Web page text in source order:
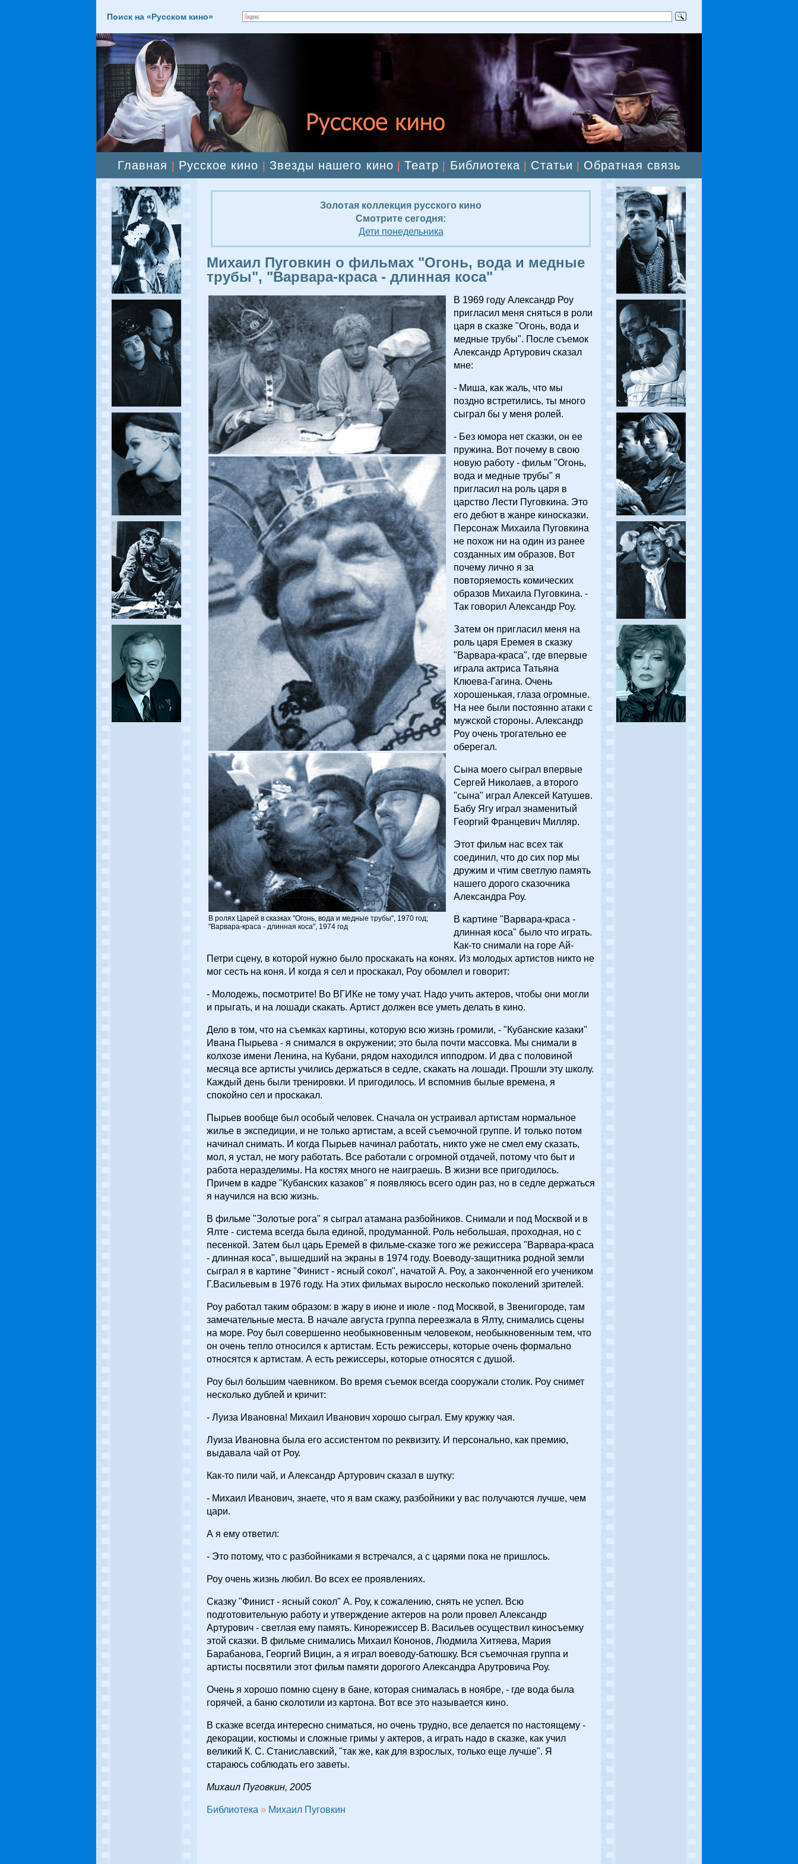
Поиск на «Русском кино»
Главная Русское кино Звезды нашего кино |Театр Библиотека Статьи Обратная связь
Золотая коллекция русского кино
Смотрите сегодня:
Дети понедельника
Михаил Пуговкин о фильмах "Огонь, вода и медные
трубы", "Варвара-краса - длинная коса"
В ролях Царей в сказках "Огонь, вода и медные трубы", 1970 год;
"Варвара-краса - длинная коса", 1974 год
В 1969 году Александр Роу
пригласил меня сняться в роли
царя в сказке "Огонь, вода и
медные трубы". После съемок
Александр Артурович сказал
мне:
- Миша, как жаль, что мы
поздно встретились, ты много
сыграл бы у меня ролей.
- Без юмора нет сказки, он ее
пружина. Вот почему в свою
новую работу - фильм "Огонь,
вода и медные трубы" я
пригласил на роль царя в
царство Лести Пуговкина. Это
его дебют в жанре киносказки.
Персонаж Михаила Пуговкина
не похож ни на один из ранее
созданных им образов. Вот
почему лично я за
повторяемость комических
образов Михаила Пуговкина. -
Так говорил Александр Роу.
Затем он пригласил меня на
роль царя Еремея в сказку
"Варвара-краса", где впервые
играла актриса Татьяна
Клюева-Гагина. Очень
хорошенькая, глаза огромные.
На нее были постоянно атаки с
мужской стороны. Александр
Роу очень трогательно ее
оберегал.
Сына моего сыграл впервые
Сергей Николаев, а второго
"сына" играл Алексей Катушев.
Бабу Ягу играл знаменитый
Георгий Францевич Милляр.
Этот фильм нас всех так
соединил, что до сих пор мы
дружим и чтим светлую память
нашего дорого сказочника
Александра Роу.
В картине "Варвара-краса -
длинная коса" было что играть.
Как-то снимали на горе Ай-
Петри сцену, в которой нужно было проскакать на конях. Из молодых артистов никто не
мог сесть на коня. И когда я сел и проскакал, Роу обомлел и говорит:
- Молодежь, посмотрите! Во ВГИКе не тому учат. Надо учить актеров, чтобы они могли
и прыгать, и на лошади скакать. Артист должен все уметь делать в кино.
Дело в том, что на съемках картины, которую всю жизнь громили, - "Кубанские казаки"
Ивана Пырьева - я снимался в окружении; это была почти массовка. Мы снимали в
колхозе имени Ленина, на Кубани, рядом находился ипподром. И два с половиной
месяца все артисты учились держаться в седле, скакать на лошади. Прошли эту школу.
Каждый день были тренировки. И пригодилось. И вспомнив былые времена, я
спокойно сел и проскакал.
Пырьев вообще был особый человек. Сначала он устраивал артистам нормальное
жилье в экспедиции, и не только артистам, а всей съемочной группе. И только потом
начинал снимать. И когда Пырьев начинал работать, никто уже не смел ему сказать,
мол, я устал, не могу работать. Все работали с огромной отдачей, потому что быт и
работа неразделимы. На костях много не наиграешь. В жизни все пригодилось.
Причем в кадре "Кубанских казаков" я появляюсь всего один раз, но в седле держаться
я научился на всю жизнь.
В фильме "Золотые рога" я сыграл атамана разбойников. Снимали и под Москвой и в
Ялте - система всегда была единой, продуманной. Роль небольшая, проходная, но с
песенкой. Затем был царь Еремей в фильме-сказке того же режиссера "Варвара-краса
- длинная коса", вышедший на экраны в 1974 году. Воеводу-защитника родной земли
сыграл я в картине "Финист - ясный сокол", начатой А. Роу, а законченной его учеником
Г.Васильевым в 1976 году. На этих фильмах выросло несколько поколений зрителей.
Роу работал таким образом: в жару в июне и июле - под Москвой, в Звенигороде, там
замечательные места. В начале августа группа переезжала в Ялту, снимались сцены
на море. Роу был совершенно необыкновенным человеком, необыкновенным тем, что
он очень тепло относился к артистам. Есть режиссеры, которые очень формально
относятся к артистам. А есть режиссеры, которые относятся с душой.
Роу был большим чаевником. Во время съемок всегда сооружали столик. Роу снимет
несколько дублей и кричит:
- Луиза Ивановна! Михаил Иванович хорошо сыграл. Ему кружку чая.
Луиза Ивановна была его ассистентом по реквизиту. И персонально, как премию,
выдавала чай от Роу.
Как-то пили чай, и Александр Артурович сказал в шутку:
- Михаил Иванович, знаете, что я вам скажу, разбойники у вас получаются лучше, чем
цари.
А я ему ответил:
- Это потому, что с разбойниками я встречался, а с царями пока не пришлось.
Роу очень жизнь любил. Во всех ее проявлениях.
Сказку "Финист - ясный сокол" А. Роу, к сожалению, снять не успел. Всю
подготовительную работу и утверждение актеров на роли провел Александр
Артурович - светлая ему память. Кинорежиссер В. Васильев осуществил киносъемку
этой сказки. В фильме снимались Михаил Кононов, Людмила Хитяева, Мария
Барабанова, Георгий Вицин, а я играл воеводу-батюшку. Вся съемочная группа и
артисты посвятили этот фильм памяти дорогого Александра Арутровича Роу.
Очень я хорошо помню сцену в бане, которая снималась в ноябре, - где вода была
горячей, а баню сколотили из картона. Вот все это называется кино.
В сказке всегда интересно сниматься, но очень трудно, все делается по настоящему -
декорации, костюмы и сложные гримы у актеров, а играть надо в сказке, как учил
великий К. С. Станиславский, "так же, как для взрослых, только еще лучше". Я
стараюсь соблюдать его заветы.
Михаил Пуговкин, 2005
Библиотека » Михаил Пуговкин